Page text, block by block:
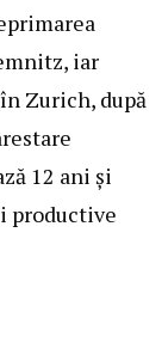
iar
Zurich, după
12 ani și
productive